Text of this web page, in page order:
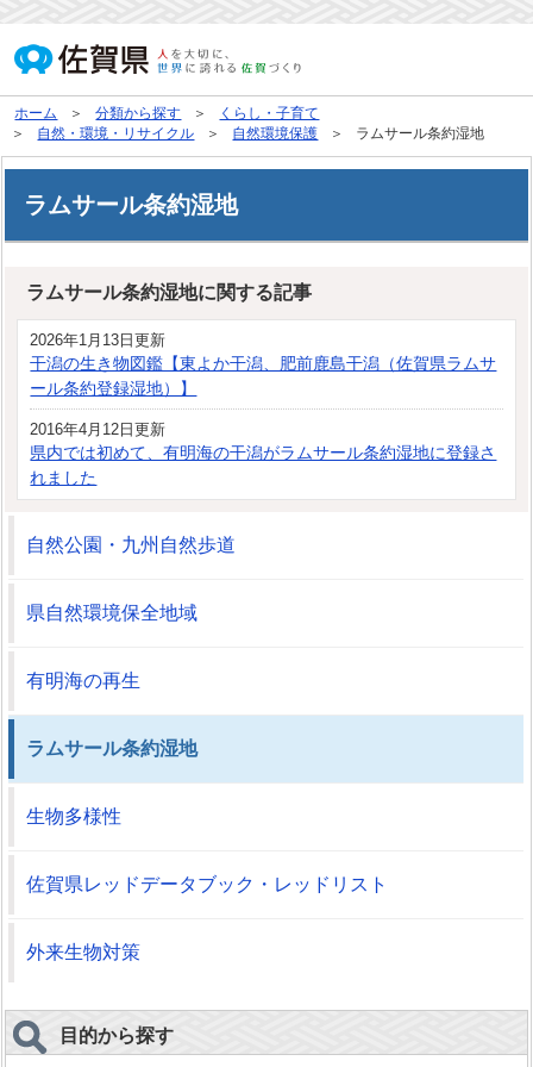
ホーム 分類から探す
くらし・子育て
自然・環境・リサイクル
自然環境保護 ラムサール条約湿地
ラムサール条約湿地
ラムサール条約湿地に関する記事
2026年1月13日更新
干潟の生き物図鑑【東よか干潟、肥前鹿島干潟（佐賀県ラムサ
ール条約登録湿地）】
2016年4月12日更新
県内では初めて、有明海の干潟がラムサール条約湿地に登録さ
れました
自然公園・九州自然歩道
県自然環境保全地域
有明海の再生
ラムサール条約湿地
生物多様性
佐賀県レッドデータブック・レッドリスト
外来生物対策
目的から探す